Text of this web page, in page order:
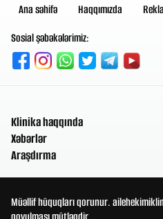
Ana səhifə Haqqımızda
Sosial şəbəkələrimiz:
Klinika haqqında
Xəbərlər
Araşdırma
Müəllif hüquqları qorunur.